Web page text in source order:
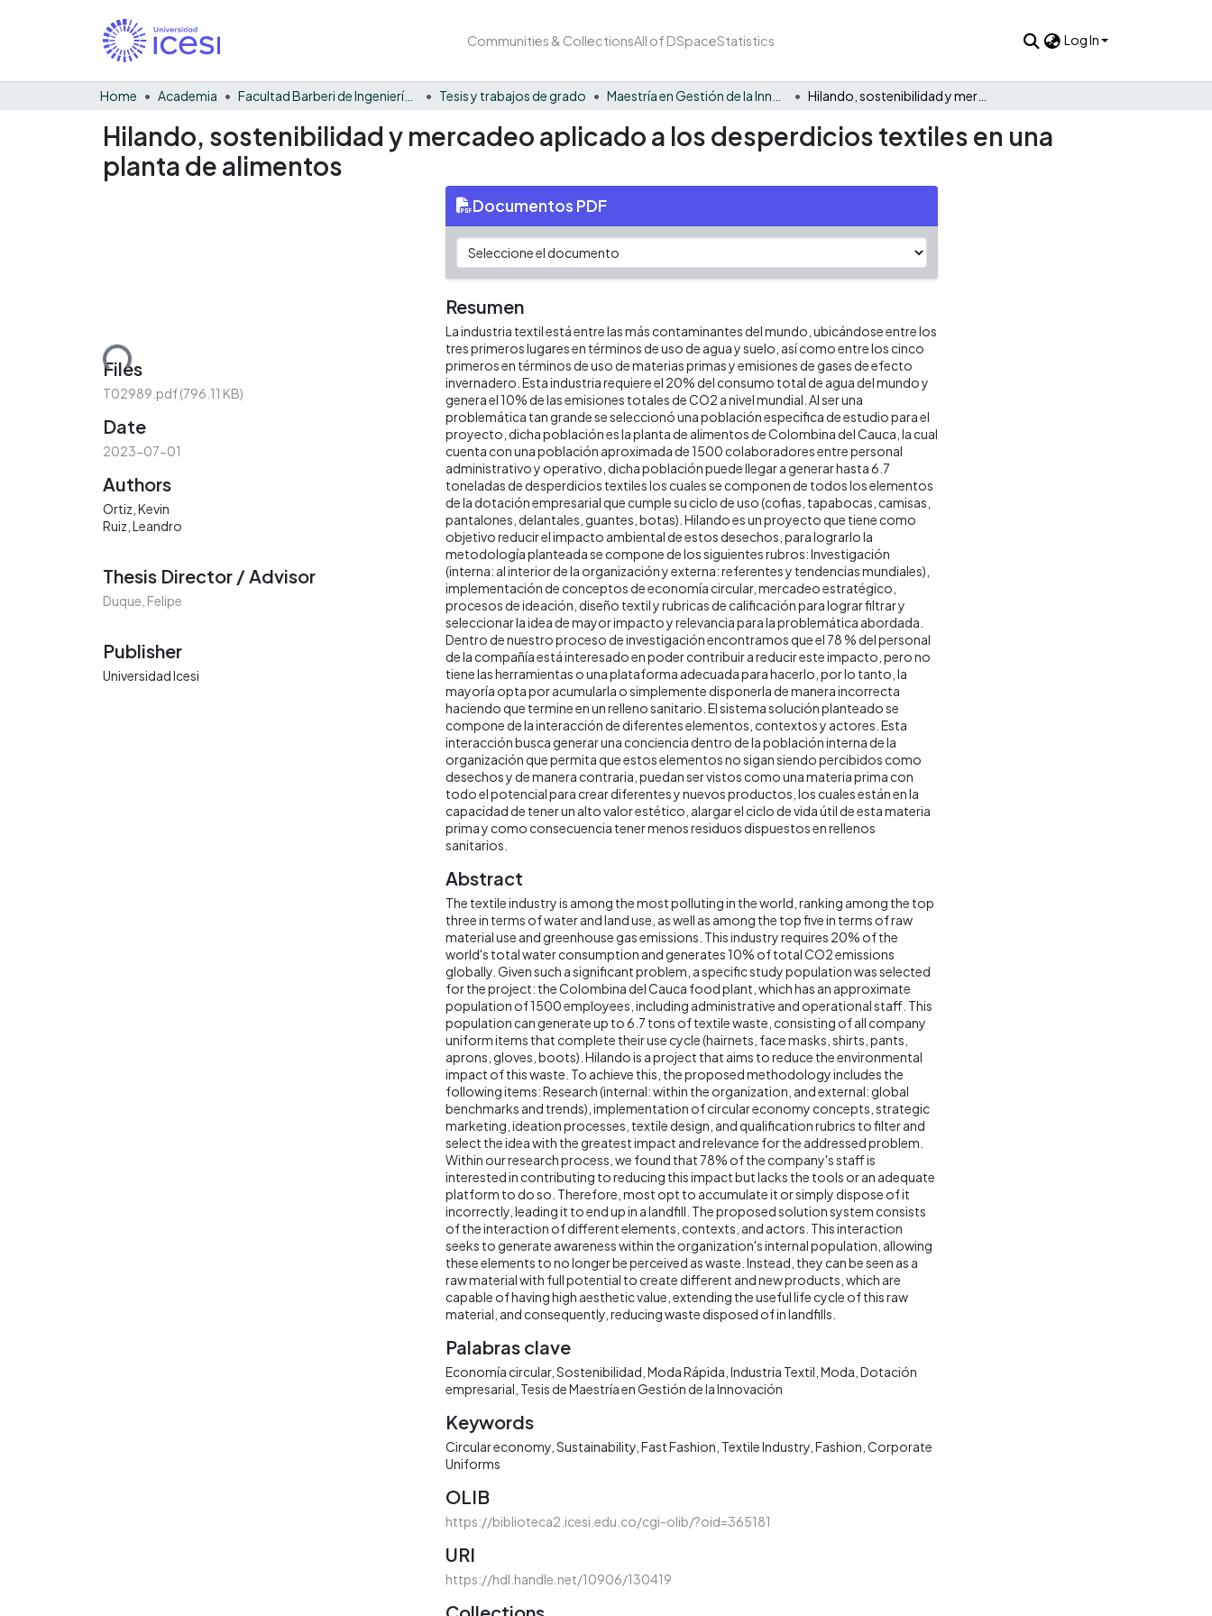
Communities & CollectionsAll of DSpaceStatistics Log In
Home Academia Facultad Barberi de Ingeniería, Diseño y Ciencias Aplicadas Tesis y trabajos de grado
Hilando, sostenibilidad y mercadeo aplicado a los desperdicios textiles en una
planta de alimentos
Loading...
Files
T02989.pdf(796.11 KB)
Date
2023-07-01
Authors
Ortiz, Kevin
Ruiz, Leandro
Thesis Director / Advisor
Duque, Felipe
Publisher
Universidad Icesi
Documentos PDF
Resumen
La industria textil está entre las más contaminantes del mundo, ubicándose entre los
tres primeros lugares en términos de uso de agua y suelo, así como entre los cinco
primeros en términos de uso de materias primas y emisiones de gases de efecto
invernadero. Esta industria requiere el 20% del consumo total de agua del mundo y
genera el 10% de las emisiones totales de CO2 a nivel mundial. Al ser una
problemática tan grande se seleccionó una población especifica de estudio para el
proyecto, dicha población es la planta de alimentos de Colombina del Cauca, la cual
cuenta con una población aproximada de 1500 colaboradores entre personal
administrativo y operativo, dicha población puede llegar a generar hasta 6.7
toneladas de desperdicios textiles los cuales se componen de todos los elementos
de la dotación empresarial que cumple su ciclo de uso (cofias, tapabocas, camisas,
pantalones, delantales, guantes, botas). Hilando es un proyecto que tiene como
objetivo reducir el impacto ambiental de estos desechos, para lograrlo la
metodología planteada se compone de los siguientes rubros: Investigación
(interna: al interior de la organización y externa: referentes y tendencias mundiales),
implementación de conceptos de economía circular, mercadeo estratégico,
procesos de ideación, diseño textil y rubricas de calificación para lograr filtrar y
seleccionar la idea de mayor impacto y relevancia para la problemática abordada.
Dentro de nuestro proceso de investigación encontramos que el 78 % del personal
de la compañía está interesado en poder contribuir a reducir este impacto, pero no
tiene las herramientas o una plataforma adecuada para hacerlo, por lo tanto, la
mayoría opta por acumularla o simplemente disponerla de manera incorrecta
haciendo que termine en un relleno sanitario. El sistema solución planteado se
compone de la interacción de diferentes elementos, contextos y actores. Esta
interacción busca generar una conciencia dentro de la población interna de la
organización que permita que estos elementos no sigan siendo percibidos como
desechos y de manera contraria, puedan ser vistos como una materia prima con
todo el potencial para crear diferentes y nuevos productos, los cuales están en la
capacidad de tener un alto valor estético, alargar el ciclo de vida útil de esta materia
prima y como consecuencia tener menos residuos dispuestos en rellenos
sanitarios.
Abstract
The textile industry is among the most polluting in the world, ranking among the top
three in terms of water and land use, as well as among the top five in terms of raw
material use and greenhouse gas emissions. This industry requires 20% of the
world's total water consumption and generates 10% of total CO2 emissions
globally. Given such a significant problem, a specific study population was selected
for the project: the Colombina del Cauca food plant, which has an approximate
population of 1500 employees, including administrative and operational staff. This
population can generate up to 6.7 tons of textile waste, consisting of all company
uniform items that complete their use cycle (hairnets, face masks, shirts, pants,
aprons, gloves, boots). Hilando is a project that aims to reduce the environmental
impact of this waste. To achieve this, the proposed methodology includes the
following items: Research (internal: within the organization, and external: global
benchmarks and trends), implementation of circular economy concepts, strategic
marketing, ideation processes, textile design, and qualification rubrics to filter and
select the idea with the greatest impact and relevance for the addressed problem.
Within our research process, we found that 78% of the company's staff is
interested in contributing to reducing this impact but lacks the tools or an adequate
platform to do so. Therefore, most opt to accumulate it or simply dispose of it
incorrectly, leading it to end up in a landfill. The proposed solution system consists
of the interaction of different elements, contexts, and actors. This interaction
seeks to generate awareness within the organization's internal population, allowing
these elements to no longer be perceived as waste. Instead, they can be seen as a
raw material with full potential to create different and new products, which are
capable of having high aesthetic value, extending the useful life cycle of this raw
material, and consequently, reducing waste disposed of in landfills.
Palabras clave
Economía circular Sostenibilidad Moda Rápida Industria Textil Moda Dotación
empresarial Tesis de Maestría en Gestión de la Innovación
Keywords
Circular economy Sustainability Fast Fashion Textile Industry Fashion Corporate
Uniforms
OLIB
https://biblioteca2.icesi.edu.co/cgi-olib/?oid=365181
URI
https://hdl.handle.net/10906/130419